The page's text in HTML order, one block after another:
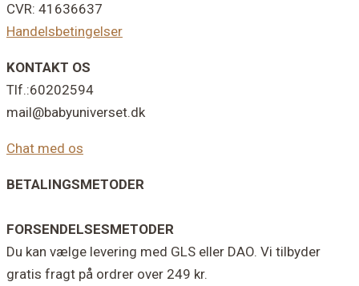
CVR: 41636637
Handelsbetingelser
KONTAKT OS
Tlf.:60202594
mail@babyuniverset.dk
Chat med os
BETALINGSMETODER
FORSENDELSESMETODER
Du kan vælge levering med GLS eller DAO. Vi tilbyder
gratis fragt på ordrer over 249 kr.